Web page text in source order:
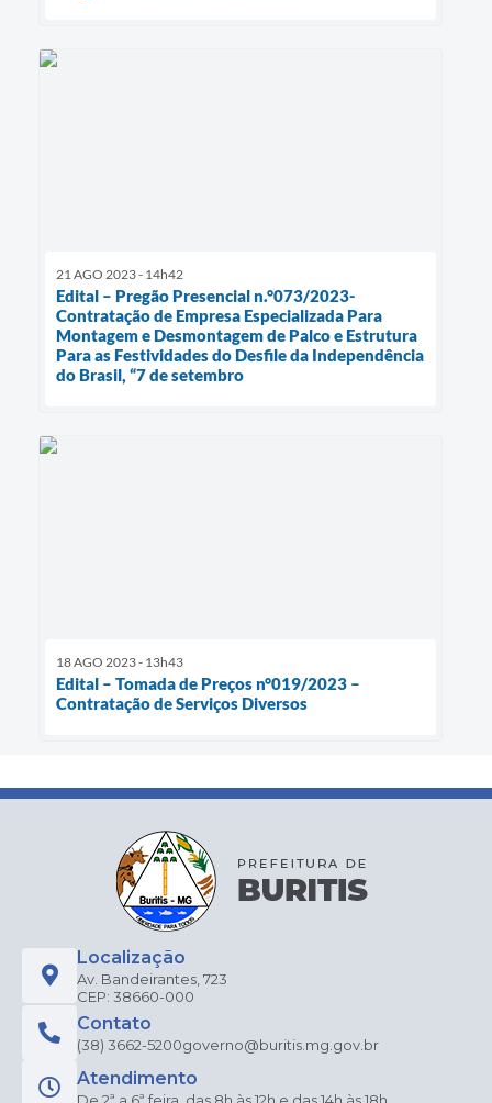
21 AGO 2023 - 14h42
Edital – Pregão Presencial n.°073/2023-
Contratação de Empresa Especializada Para
Montagem e Desmontagem de Palco e Estrutura
Para as Festividades do Desfile da Independência
do Brasil, “7 de setembro
18 AGO 2023 - 13h43
Edital – Tomada de Preços n°019/2023 –
Contratação de Serviços Diversos
Localização
Av. Bandeirantes, 723
CEP: 38660-000
Contato
(38) 3662-5200governo@buritis.mg.gov.br
Atendimento